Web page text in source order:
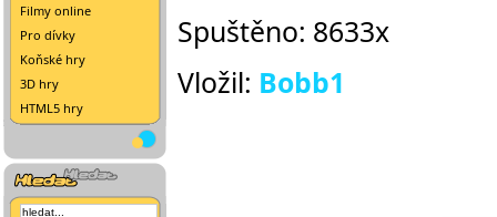
Filmy online
Pro dívky
Koňské hry
3D hry
HTML5 hry
Spuštěno: 8633x
Vložil: Bobb1